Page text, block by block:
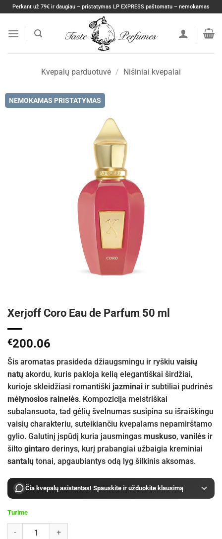
Skip
content
Perkant už 79€ ir daugiau – pristatymas LP EXPRESS paštomatu – nemokamas
Kvepalų parduotuvė / Nišiniai kvepalai
NEMOKAMAS PRISTATYMAS
Xerjoff Coro Eau de Parfum 50 ml
€200.06
Šis aromatas prasideda džiaugsmingu ir ryškiu vaisių
natų akordu, kuris pakloja kelią elegantiškai širdžiai,
kurioje skleidžiasi romantiški jazminai ir subtiliai pudrinės
mėlynosios rainelės. Kompozicija meistriškai
subalansuota, tad gėlių švelnumas susipina su išraiškingu
vaisių charakteriu, suteikiančiu kvepalams nepamirštamo
gylio. Galutinį įspūdį kuria jausmingas muskuso, vanilės ir
šilto gintaro derinys, kurį prabangiai užbaigia kreminiai
santalų tonai, apgaubiantys odą lyg šilkinis aksomas.
Čia kvepalų asistentas! Spauskite ir užduokite klausimą
Turime
produkto kiekis: Xerjoff Coro Eau de Parfum 50 ml